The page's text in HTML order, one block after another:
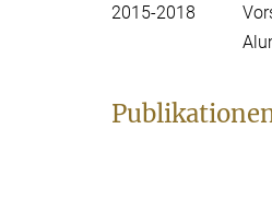
2015-2018